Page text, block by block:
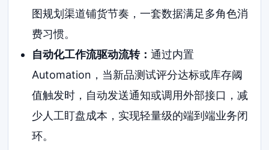
图规划渠道铺货节奏，一套数据满足多角色消
费习惯。
自动化工作流驱动流转： 通过内置
Automation，当新品测试评分达标或库存阈
值触发时，自动发送通知或调用外部接口，减
少人工盯盘成本，实现轻量级的端到端业务闭
环。